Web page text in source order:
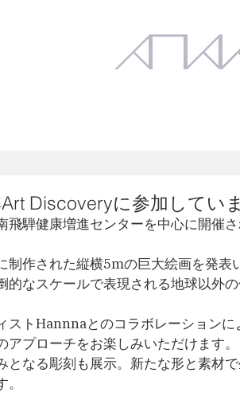
Discoveryに参加してい
飛騨健康増進センターを中心に開催
制作された縦横5mの巨大絵画を発表
的なスケールで表現される地球以外
ストHannnaとのコラボレーション
プローチをお楽しみいただけます。
となる彫刻も展示。新たな形と素材